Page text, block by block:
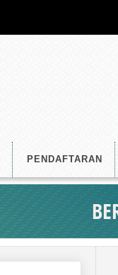
PENDAFTARAN